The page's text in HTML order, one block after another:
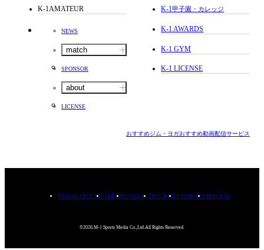
K-1AMATEUR
NEWS
match
SPONSOR
about
LICENSE
K-1甲子園・カレッジ
K-1 AWARDS
K-1 GYM
K-1 LICENSE
おすすめジム・ヨガおすすめ動画配信サービス
PRIVACYPOLICYTERMSCONTACTRECRUITCOMPANYMISSION
©2026.M-1 Sports Media Co.,Ltd.All Rights Reserved.